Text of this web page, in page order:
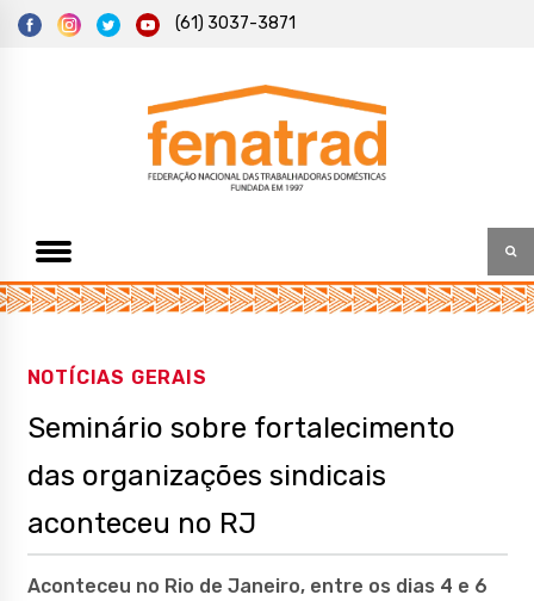
(61) 3037-3871
Fenatrad
Federação Nacional das Trabalhadoras Domésticas
NOTÍCIAS GERAIS
Seminário sobre fortalecimento
das organizações sindicais
aconteceu no RJ
Aconteceu no Rio de Janeiro, entre os dias 4 e 6